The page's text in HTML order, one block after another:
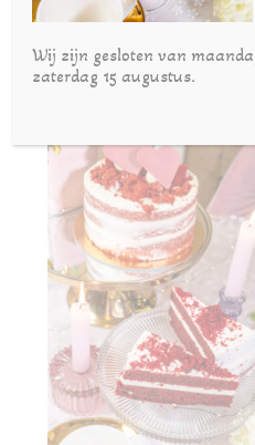
Wij zijn gesloten van
zaterdag 15 augustus.